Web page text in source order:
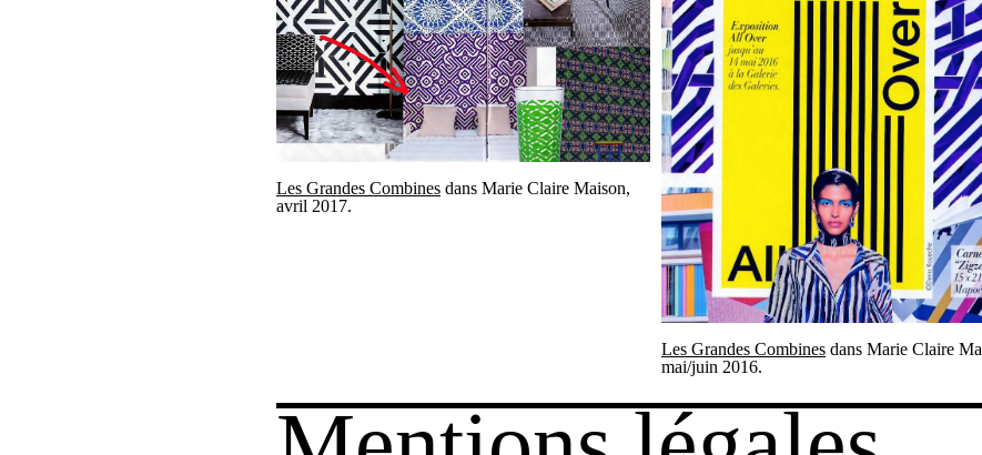
Les Grandes Combines dans Marie Claire Maison,
avril 2017.
Les Grandes Combines dans Marie Claire
mai/juin 2016.